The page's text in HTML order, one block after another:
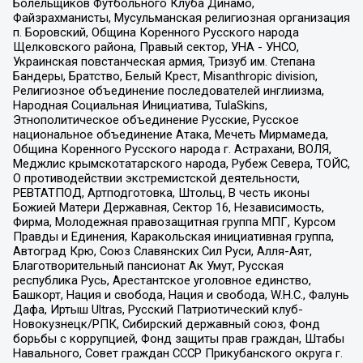
Болельщиков Футбольного Клуба Динамо,
Файзрахманисты, Мусульманская религиозная организация
п. Боровский, Община Коренного Русского народа
Щелковского района, Правый сектор, УНА - УНСО,
Украинская повстанческая армия, Тризуб им. Степана
Бандеры, Братство, Белый Крест, Misanthropic division,
Религиозное объединение последователей инглиизма,
Народная Социальная Инициатива, TulaSkins,
Этнополитическое объединение Русские, Русское
национальное объединение Атака, Мечеть Мирмамеда,
Община Коренного Русского народа г. Астрахани, ВОЛЯ,
Меджлис крымскотатарского народа, Рубеж Севера, ТОЙС,
О противодействии экстремистской деятельности,
РЕВТАТПОД, Артподготовка, Штольц, В честь иконы
Божией Матери Державная, Сектор 16, Независимость,
Фирма, Молодежная правозащитная группа МПГ, Курсом
Правды и Единения, Каракольская инициативная группа,
Автоград Крю, Союз Славянских Сил Руси, Алля-Аят,
Благотворительный пансионат Ак Умут, Русская
республика Русь, Арестантское уголовное единство,
Башкорт, Нация и свобода, Нация и свобода, W.H.С., Фалунь
Дафа, Иртыш Ultras, Русский Патриотический клуб-
Новокузнецк/РПК, Сибирский державный союз, Фонд
борьбы с коррупцией, Фонд защиты прав граждан, Штабы
Навального, Совет граждан СССР Прикубанского округа г.